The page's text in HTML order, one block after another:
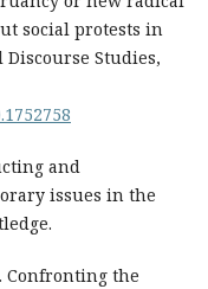
social protests in
Studies,
and
issues in the
Confronting the